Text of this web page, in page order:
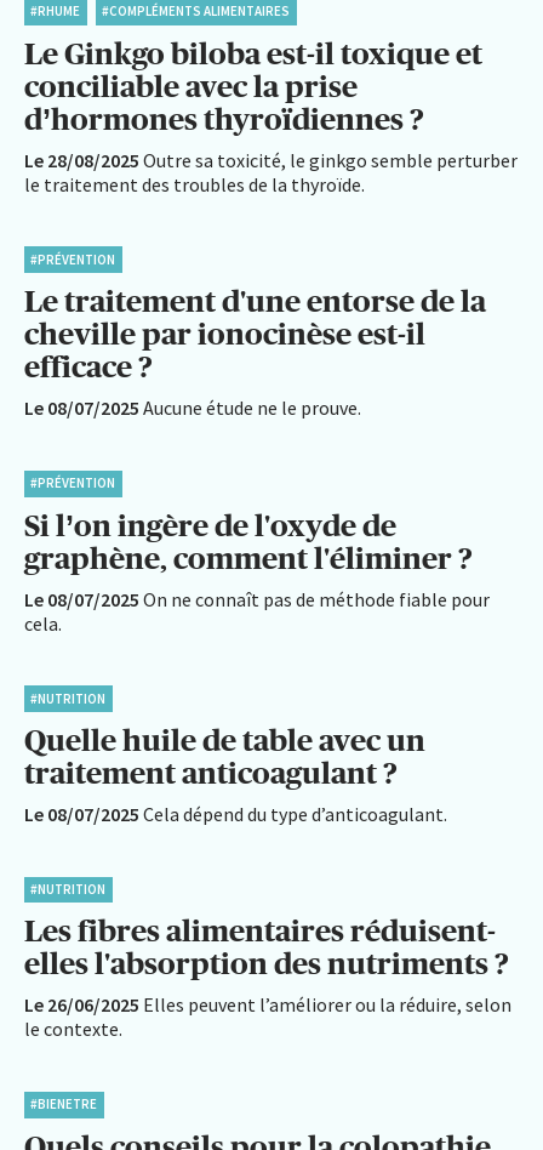
#RHUME #COMPLÉMENTS ALIMENTAIRES
Le Ginkgo biloba est-il toxique et
conciliable avec la prise
d’hormones thyroïdiennes ?
Le 28/08/2025 Outre sa toxicité, le ginkgo semble perturber
le traitement des troubles de la thyroïde.
#PRÉVENTION
Le traitement d'une entorse de la
cheville par ionocinèse est-il
efficace ?
Le 08/07/2025 Aucune étude ne le prouve.
#PRÉVENTION
Si l’on ingère de l'oxyde de
graphène, comment l'éliminer ?
Le 08/07/2025 On ne connaît pas de méthode fiable pour
cela.
#NUTRITION
Quelle huile de table avec un
traitement anticoagulant ?
Le 08/07/2025 Cela dépend du type d’anticoagulant.
#NUTRITION
Les fibres alimentaires réduisent-
elles l'absorption des nutriments ?
Le 26/06/2025 Elles peuvent l’améliorer ou la réduire, selon
le contexte.
#BIENETRE